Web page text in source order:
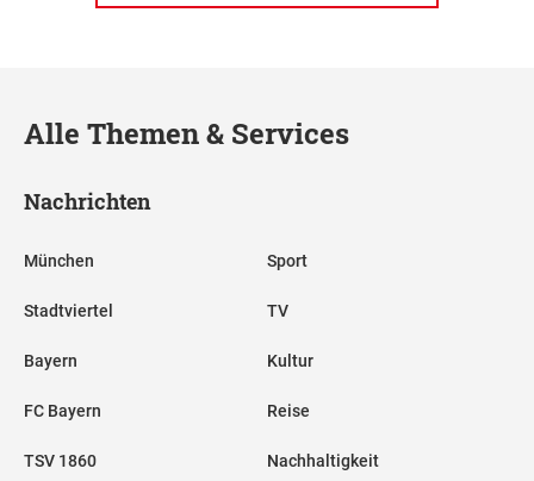
Alle Themen & Services
Nachrichten
München
Stadtviertel
Bayern
FC Bayern
TSV 1860
Sport
TV
Kultur
Reise
Nachhaltigkeit